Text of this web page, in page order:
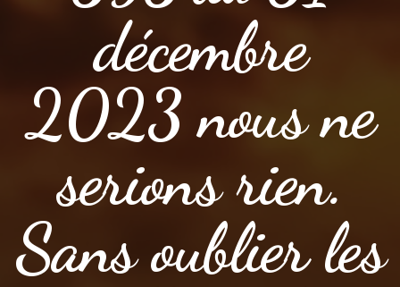
décembre
2023 nous ne
serions rien.
Sans oublier les